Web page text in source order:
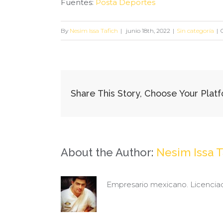
Fuentes: Posta Deportes
By Nesim Issa Tafich | junio 18th, 2022 | Sin categoría |
Share This Story, Choose Your
About the Author: Nesim Issa
Empresario mexicano.